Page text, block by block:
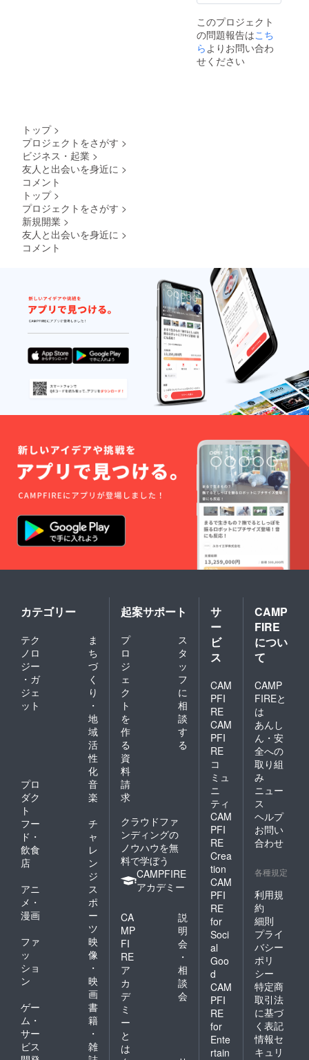
このプロジェクト
の問題報告はこち
らよりお問い合わ
せください
トップ >
プロジェクトをさがす >
ビジネス・起業 >
友人と出会いを身近に >
コメント
トップ >
プロジェクトをさがす >
新規開業 >
友人と出会いを身近に >
コメント
カテゴリー
テク
ノロ
ジー
・ガ
ジェ
ット
ま
ち
づ
く
り
・
地
域
活
性
化
プロ
ダク
ト
音
楽
フー
ド・
飲食
店
チ
ャ
レ
ン
ジ
アニ
メ・
漫画
ス
ポ
ー
ツ
ファ
ッ
ショ
ン
映
像
・
映
画
ゲー
ム・
サー
ビス
書
籍
・
雑
起案サポート
プ
ロ
ジ
ェ
ク
ト
を
作
る
ス
タ
ッ
フ
に
相
談
す
る
資
料
請
求
クラウドファ
ンディングの
ノウハウを無
料で学ぼう
CAMPFIRE
アカデミー
CA
MP
FI
RE
ア
カ
デ
ミ
ー
と
は
説
明
会
・
相
談
会
サ
ー
ビ
ス
CAM
PFI
RE
CAM
PFI
RE
コ
ミュ
ニ
ティ
CAM
PFI
RE
Crea
tion
CAM
PFI
RE
for
Soci
al
Goo
d
CAM
PFI
RE
for
Ente
rtain
CAMP
FIRE
につい
て
CAMP
FIREと
は
あんし
ん・安
全への
取り組
み
ニュー
ス
ヘルプ
お問い
合わせ
各種規定
利用規
約
細則
プライ
バシー
ポリ
シー
特定商
取引法
に基づ
く表記
情報セ
キュリ